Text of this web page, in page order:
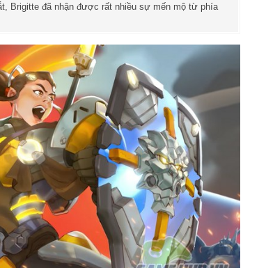
Brigitte đã nhận được rất nhiều sự mến mộ từ phía